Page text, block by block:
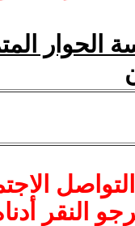
الحوار
النقر